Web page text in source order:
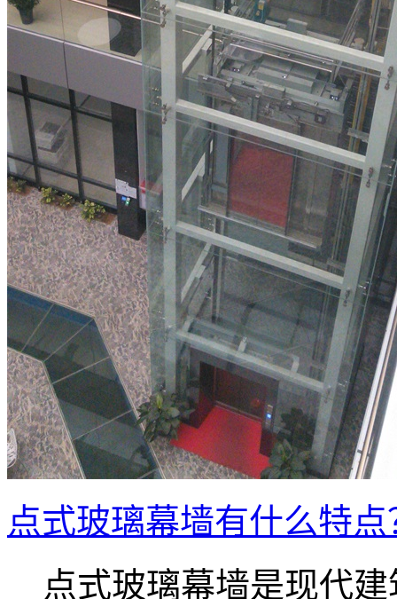
点式玻璃幕墙有什么特点
点式玻璃幕墙是现代建